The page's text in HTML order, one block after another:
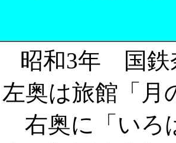
昭和3年 国鉄
左奥は旅館「月
右奥に「いろ